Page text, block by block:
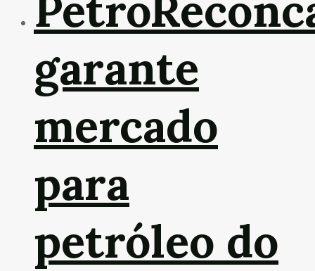
garante
mercado
para
petróleo do